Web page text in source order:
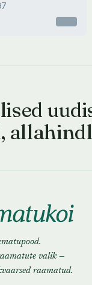
valik —
raamatud.